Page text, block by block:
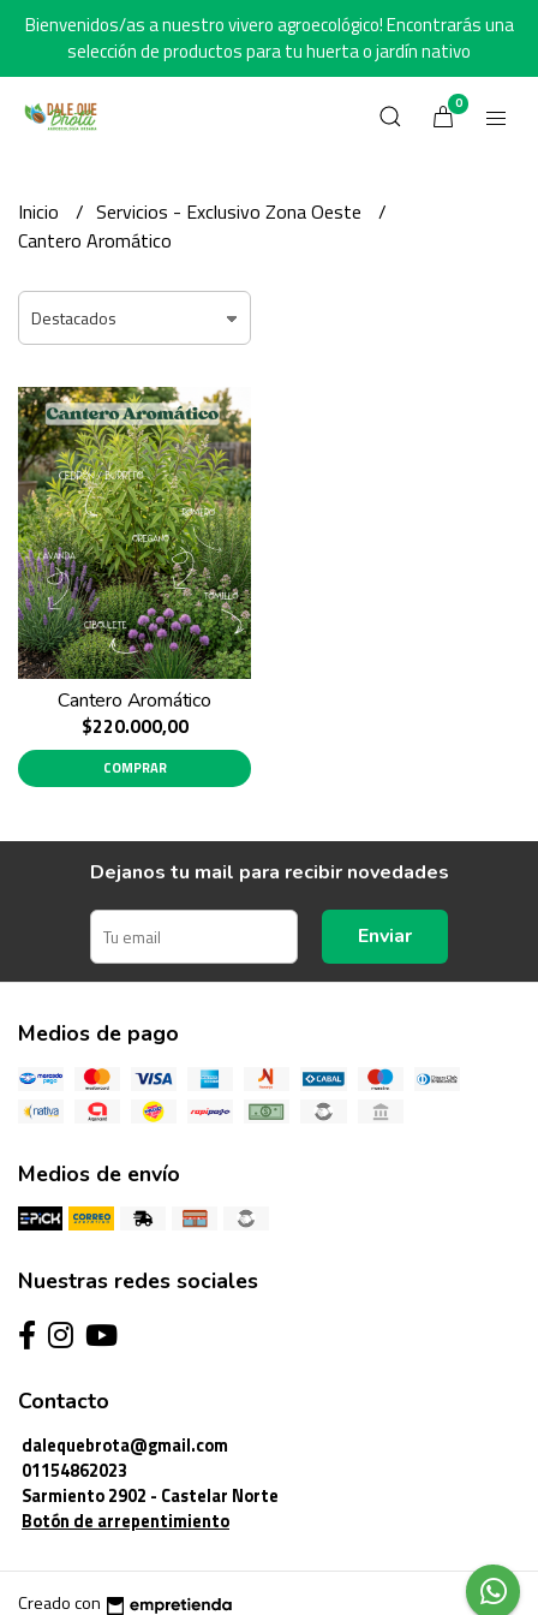
Bienvenidos/as a nuestro vivero agroecológico! Encontrarás una
selección de productos para tu huerta o jardín nativo
0
Inicio
Servicios - Exclusivo Zona Oeste
Cantero Aromático
Cantero Aromático
$220.000,00
COMPRAR
Dejanos tu mail para recibir novedades
Enviar
Medios de pago
Medios de envío
Nuestras redes sociales
Contacto
dalequebrota@gmail.com
01154862023
Sarmiento 2902 - Castelar Norte
Botón de arrepentimiento
Creado con